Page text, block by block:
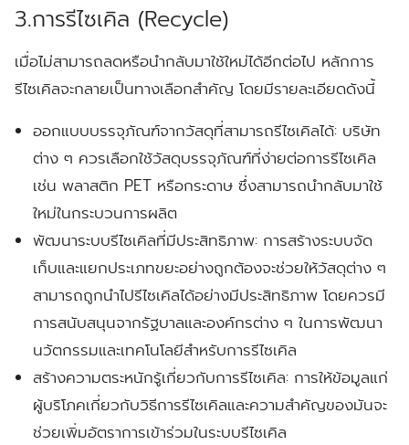
3.การรีไซเคิล (Recycle)
เมื่อไม่สามารถลดหรือนำกลับมาใช้ใหม่ได้อีกต่อไป หลักการ
รีไซเคิลจะกลายเป็นทางเลือกสำคัญ โดยมีรายละเอียดดังนี้
ออกแบบบรรจุภัณฑ์จากวัสดุที่สามารถรีไซเคิลได้: บริษัท
ต่าง ๆ ควรเลือกใช้วัสดุบรรจุภัณฑ์ที่ง่ายต่อการรีไซเคิล
เช่น พลาสติก PET หรือกระดาษ ซึ่งสามารถนำกลับมาใช้
ใหม่ในกระบวนการผลิต
พัฒนาระบบรีไซเคิลที่มีประสิทธิภาพ: การสร้างระบบจัด
เก็บและแยกประเภทขยะอย่างถูกต้องจะช่วยให้วัสดุต่าง ๆ
สามารถถูกนำไปรีไซเคิลได้อย่างมีประสิทธิภาพ โดยควรมี
การสนับสนุนจากรัฐบาลและองค์กรต่าง ๆ ในการพัฒนา
นวัตกรรมและเทคโนโลยีสำหรับการรีไซเคิล
สร้างความตระหนักรู้เกี่ยวกับการรีไซเคิล: การให้ข้อมูลแก่
ผู้บริโภคเกี่ยวกับวิธีการรีไซเคิลและความสำคัญของมันจะ
ช่วยเพิ่มอัตราการเข้าร่วมในระบบรีไซเคิล